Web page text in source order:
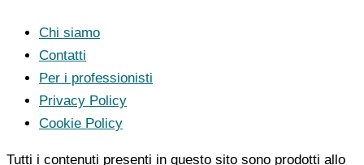
Chi siamo
Contatti
Per i professionisti
Privacy Policy
Cookie Policy
Tutti i contenuti presenti in questo sito sono prodotti allo